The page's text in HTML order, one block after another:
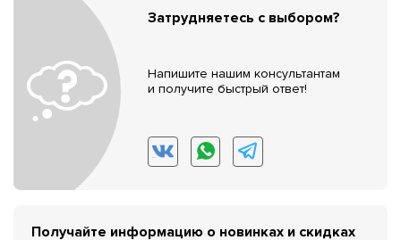
Затрудняетесь с выбором?
Напишите нашим консультантам
и получите быстрый ответ!
Получайте информацию о новинках и скидках